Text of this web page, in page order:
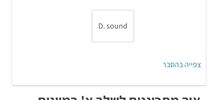
D. sound
צפייה בהסבר
תרגום המשפט, פתרון והסבר